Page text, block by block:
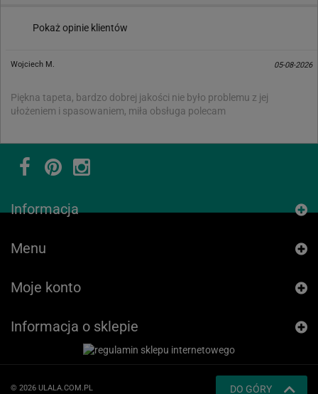
Pokaż opinie klientów
Wojciech M. 05-08-2026
Piękna tapeta, bardzo dobrej jakości nie było problemu z jej
ułożeniem i spasowaniem, miła obsługa polecam
Informacja
Menu
Moje konto
Informacja o sklepie
© 2026 ULALA.COM.PL DO GÓRY